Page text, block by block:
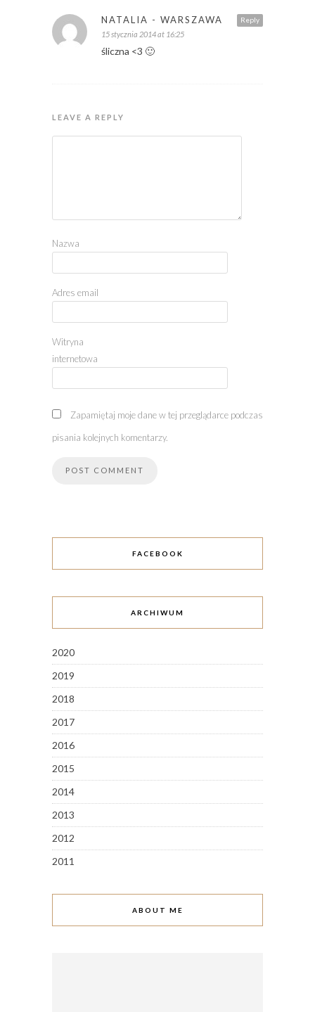
Reply
NATALIA - WARSZAWA
15 stycznia 2014 at 16:25
śliczna <3 🙂
LEAVE A REPLY
Nazwa
Adres email
Witryna
internetowa
Zapamiętaj moje dane w tej przeglądarce podczas
pisania kolejnych komentarzy.
FACEBOOK
ARCHIWUM
2020
2019
2018
2017
2016
2015
2014
2013
2012
2011
ABOUT ME